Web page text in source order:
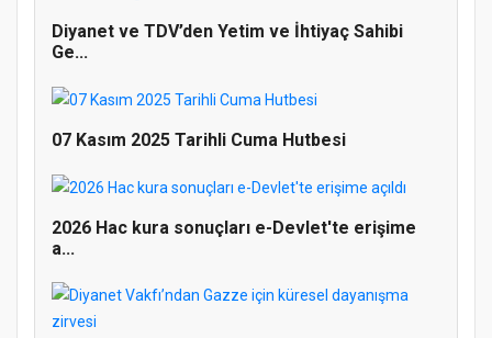
Doğanyol'da Temel Dini Bilgiler Sınavı
Gerçekleştirildi
Diyanet ve TDV’den Yetim ve İhtiyaç Sahibi
Ge...
07 Kasım 2025 Tarihli Cuma Hutbesi
2026 Hac kura sonuçları e-Devlet'te erişime
a...